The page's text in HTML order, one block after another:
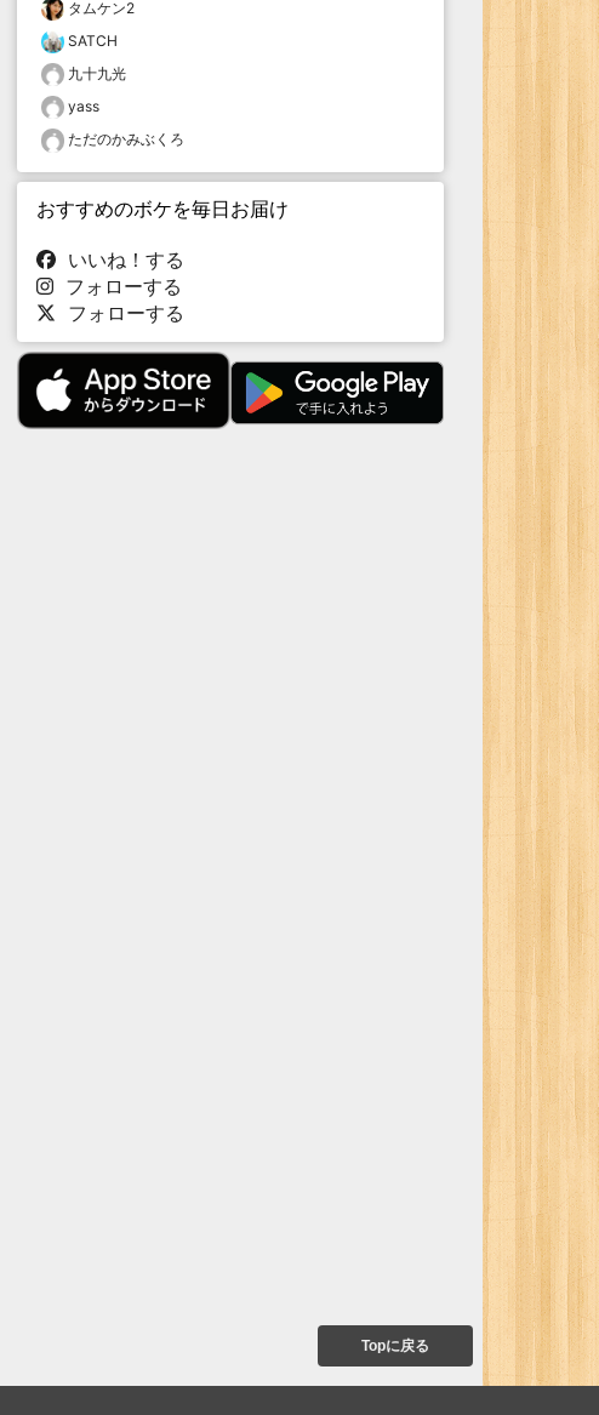
タムケン2
SATCH
九十九光
yass
ただのかみぶくろ
おすすめのボケを毎日お届け
いいね！する
フォローする
フォローする
Topに戻る